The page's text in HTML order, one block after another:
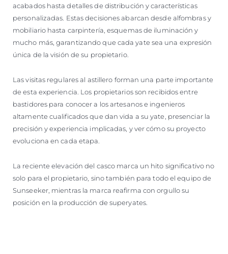
acabados hasta detalles de distribución y características
personalizadas. Estas decisiones abarcan desde alfombras y
mobiliario hasta carpintería, esquemas de iluminación y
mucho más, garantizando que cada yate sea una expresión
única de la visión de su propietario.
Las visitas regulares al astillero forman una parte importante
de esta experiencia. Los propietarios son recibidos entre
bastidores para conocer a los artesanos e ingenieros
altamente cualificados que dan vida a su yate, presenciar la
precisión y experiencia implicadas, y ver cómo su proyecto
evoluciona en cada etapa.
La reciente elevación del casco marca un hito significativo no
solo para el propietario, sino también para todo el equipo de
Sunseeker, mientras la marca reafirma con orgullo su
posición en la producción de superyates.